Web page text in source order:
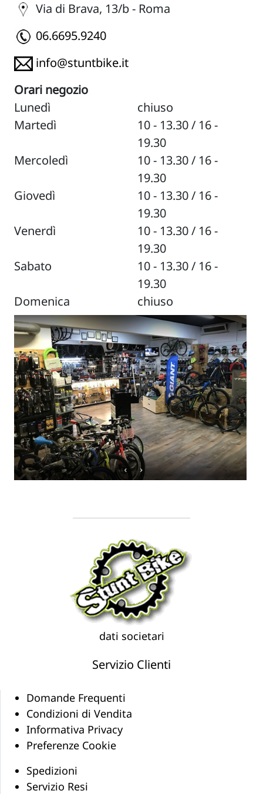
Via di Brava, 13/b - Roma
06.6695.9240
info@stuntbike.it
Orari negozio
Lunedì
chiuso
Martedì
10 - 13.30 / 16 -
19.30
Mercoledì
10 - 13.30 / 16 -
19.30
Giovedì
10 - 13.30 / 16 -
19.30
Venerdì
10 - 13.30 / 16 -
19.30
Sabato
10 - 13.30 / 16 -
19.30
Domenica
chiuso
dati societari
Servizio Clienti
Domande Frequenti
Condizioni di Vendita
Informativa Privacy
Preferenze Cookie
Spedizioni
Servizio Resi